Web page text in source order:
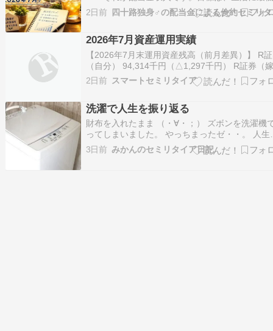
必要な支出を配当金でまかなうこと。毎月の増
一喜一憂することはありませんが、年間を通し
的な視点で見守っています。[関連記事] 【不労所
得】…
2日前 四十
2026年7月資産運用実績
【2026年7月末運用資産残高（前月差異）】 R
（自分） 94,314千円（△1,297千円） R証券（
24,736千円（+1,821千円） 暗号資産 25,330千円
（＋2,797千円） 合計 144,380千円（＋3,321千
2日前 スマートセミリタイア
洗濯で人生を振り返る
財布を入れたまま （・∀・；） ズボンを洗濯機
ってしまいました。 やっちまったゼ・・。 人生
20回くらいはやっております。 で・・ 財布に入
ていた1000円札を床に並べて乾かしていたとき
3日前 みかんのセミリタイア日記